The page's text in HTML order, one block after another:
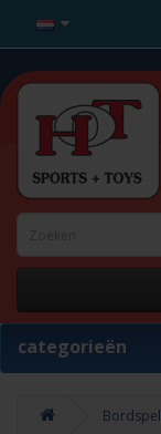
categorieën